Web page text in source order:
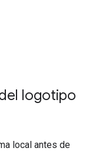
logotipo
local antes de